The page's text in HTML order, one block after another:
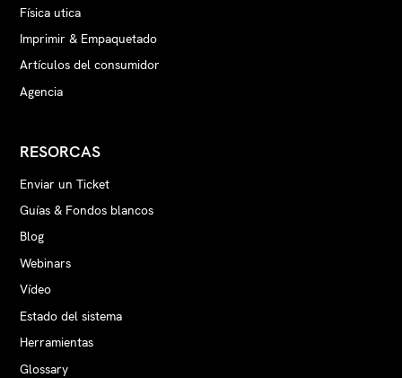
Física utica
Imprimir & Empaquetado
Artículos del consumidor
Agencia
RESORCAS
Enviar un Ticket
Guías & Fondos blancos
Blog
Webinars
Vídeo
Estado del sistema
Herramientas
Glossary